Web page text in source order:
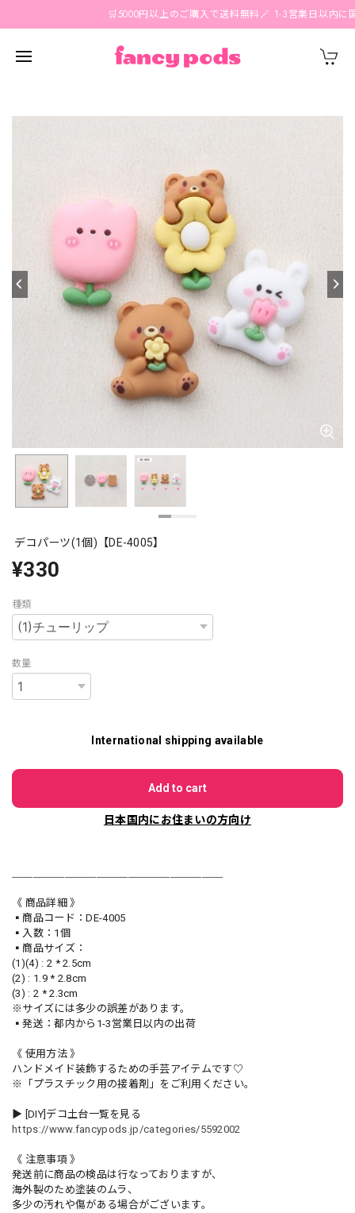
🛒5000円以上のご購入で送料無料🪄 1-3営業日以内に国
デコパーツ(1個)【DE-4005】
¥330
種類
数量
International shipping available
Add to cart
日本国内にお住まいの方向け
《 商品詳細 》
▪️商品コード：DE-4005
▪️入数：1個
▪️商品サイズ：
(1)(4) : 2 * 2.5cm
(2) : 1.9 * 2.8cm
(3) : 2 * 2.3cm
※サイズには多少の誤差があります。
▪️発送：都内から1-3営業日以内の出荷
《 使用方法 》
ハンドメイド装飾するための手芸アイテムです♡
※「プラスチック用の接着剤」をご利用ください。
▶︎ [DIY]デコ土台一覧を見る
https://www.fancypods.jp/categories/5592002
《 注意事項 》
発送前に商品の検品は行なっておりますが、
海外製のため塗装のムラ、
多少の汚れや傷がある場合がございます。